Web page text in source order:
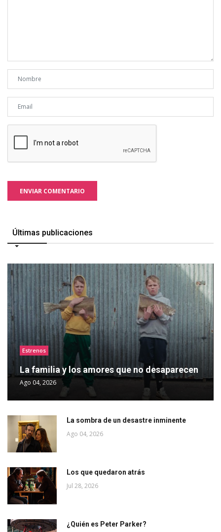
ENVIAR COMENTARIO
Últimas publicaciones
Estrenos
La familia y los amores que no desaparecen
Ago 04, 2026
La sombra de un desastre inminente
Ago 04, 2026
Los que quedaron atrás
Jul 28, 2026
¿Quién es Peter Parker?